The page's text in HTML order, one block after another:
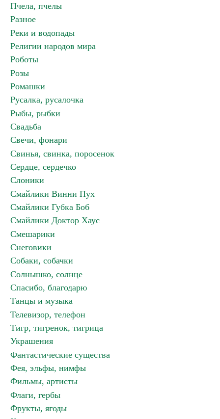
Пчела, пчелы
Разное
Реки и водопады
Религии народов мира
Роботы
Розы
Ромашки
Русалка, русалочка
Рыбы, рыбки
Свадьба
Свечи, фонари
Свинья, свинка, поросенок
Сердце, сердечко
Слоники
Смайлики Винни Пух
Смайлики Губка Боб
Смайлики Доктор Хаус
Смешарики
Снеговики
Собаки, собачки
Солнышко, солнце
Спасибо, благодарю
Танцы и музыка
Телевизор, телефон
Тигр, тигренок, тигрица
Украшения
Фантастические существа
Фея, эльфы, нимфы
Фильмы, артисты
Флаги, гербы
Фрукты, ягоды